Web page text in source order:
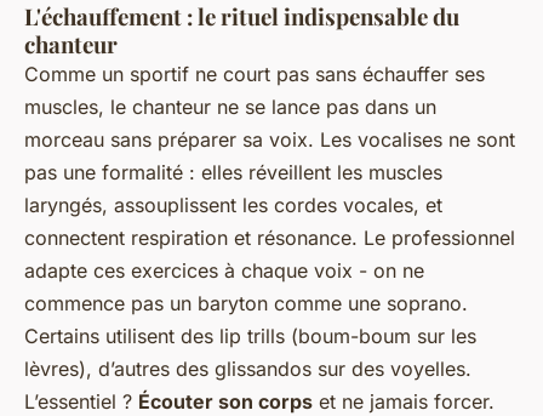
L'échauffement : le rituel indispensable du
chanteur
Comme un sportif ne court pas sans échauffer ses
muscles, le chanteur ne se lance pas dans un
morceau sans préparer sa voix. Les vocalises ne sont
pas une formalité : elles réveillent les muscles
laryngés, assouplissent les cordes vocales, et
connectent respiration et résonance. Le professionnel
adapte ces exercices à chaque voix - on ne
commence pas un baryton comme une soprano.
Certains utilisent des lip trills (boum-boum sur les
lèvres), d’autres des glissandos sur des voyelles.
L’essentiel ? Écouter son corps et ne jamais forcer.